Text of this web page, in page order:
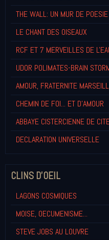
THE WALL: UN MUR DE POESIE
LE CHANT DES OISEAUX
RCF ET 7 MERVEILLES DE
UDOR POLIMATES-BRAIN
AMOUR, FRATERNITE
CHEMIN DE FOI... ET D'AMOUR
ABBAYE CISTERCIENNE DE
DECLARATION UNIVERSELLE
CLINS D'OEIL
LAGONS COSMIQUES
MOISE, OECUMENISME...
STEVE JOBS AU LOUVRE